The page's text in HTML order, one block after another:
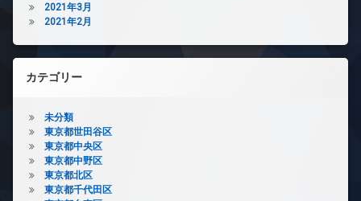
2021年3月
2021年2月
カテゴリー
未分類
東京都世田谷区
東京都中央区
東京都中野区
東京都北区
東京都千代田区